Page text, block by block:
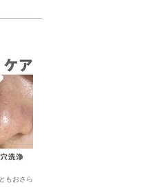
もおさら